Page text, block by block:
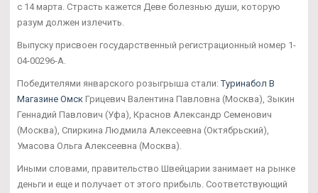
с 14 марта. Страсть кажется Деве болезнью души, которую
разум должен излечить.
Выпуску присвоен государственный регистрационный номер 1-
04-00296-А.
Победителями январского розыгрыша стали:Туринабол В
Магазине Омск Грицевич Валентина Павловна (Москва), Зыкин
Геннадий Павлович (Уфа), Краснов Александр Семенович
(Москва), Спиркина Людмила Алексеевна (Октябрьский),
Умасова Ольга Алексеевна (Москва).
Иными словами, правительство Швейцарии занимает на рынке
деньги и еще и получает от этого прибыль. Соответствующий